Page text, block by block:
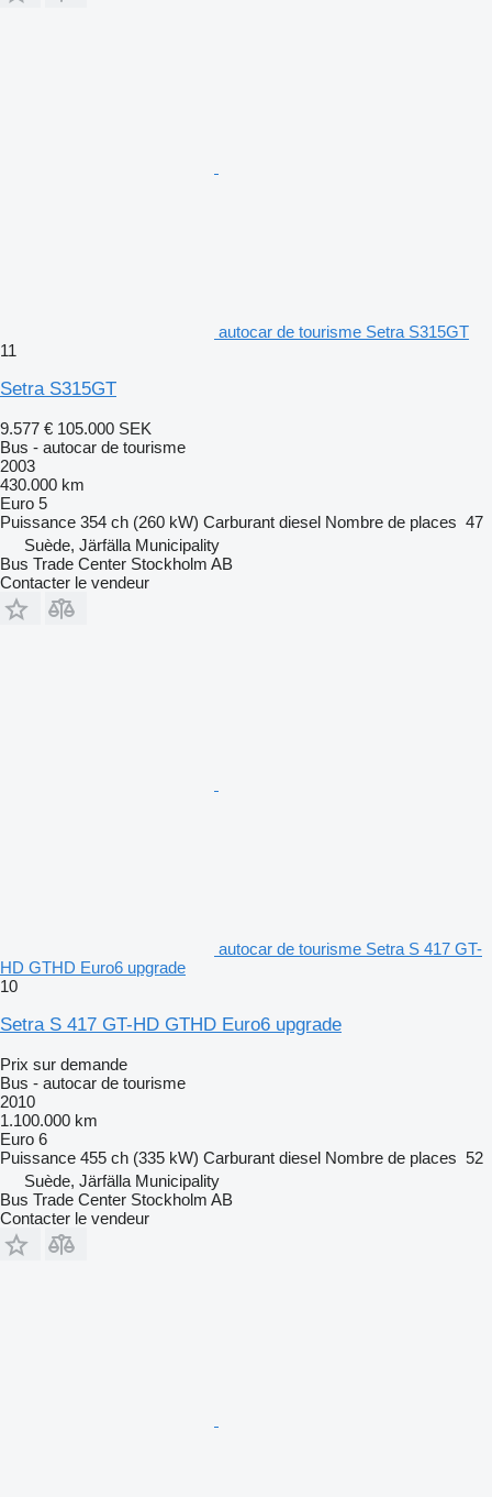
autocar de tourisme Setra S315GT
11
Setra S315GT
9.577 € 105.000 SEK
Bus - autocar de tourisme
2003
430.000 km
Euro 5
Puissance 354 ch (260 kW) Carburant diesel Nombre de places 47
Suède, Järfälla Municipality
Bus Trade Center Stockholm AB
Contacter le vendeur
autocar de tourisme Setra S 417 GT-
HD GTHD Euro6 upgrade
10
Setra S 417 GT-HD GTHD Euro6 upgrade
Prix sur demande
Bus - autocar de tourisme
2010
1.100.000 km
Euro 6
Puissance 455 ch (335 kW) Carburant diesel Nombre de places 52
Suède, Järfälla Municipality
Bus Trade Center Stockholm AB
Contacter le vendeur